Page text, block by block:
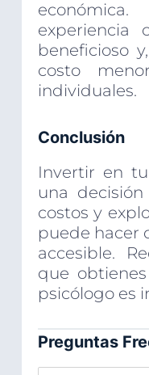
experiencia
beneficioso
costo
individuales.
Conclusión
Invertir en
una
costos y
puede hacer
accesible.
que
psicólogo es
Preguntas